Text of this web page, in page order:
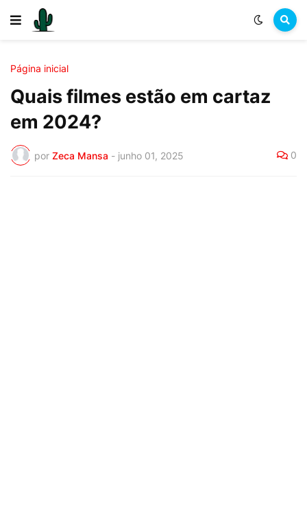
Página inicial
Quais filmes estão em cartaz
em 2024?
por Zeca Mansa - junho 01, 2025 0